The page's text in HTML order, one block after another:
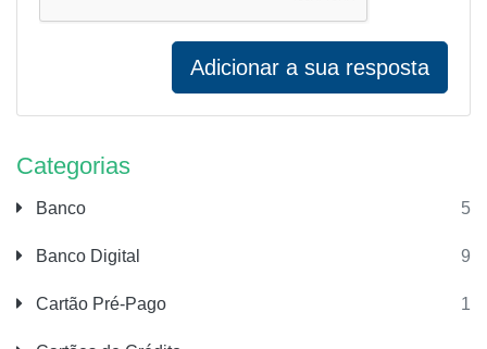
Categorias
Banco 5
Banco Digital 9
Cartão Pré-Pago 1
Adicionar a sua resposta